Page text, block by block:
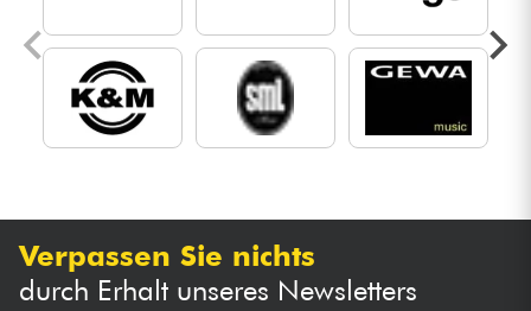
Verpassen Sie nichts
durch Erhalt unseres Newsletters